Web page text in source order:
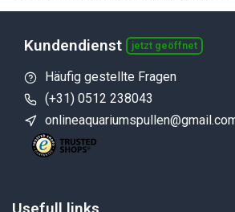
Kundendienst jetzt geöffnet
Häufig gestellte Fragen
(+31) 0512 238043